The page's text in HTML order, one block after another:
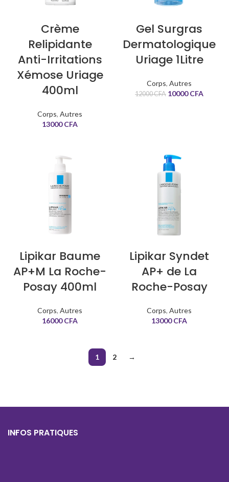
Crème
Relipidante
Anti-Irritations
Xémose Uriage
400ml
Corps, Autres
13000CFA
Gel Surgras
Dermatologique
Uriage 1Litre
Corps, Autres
12000CFA 10000CFA
Lipikar Baume
AP+M La Roche-
Posay 400ml
Corps, Autres
16000CFA
Lipikar Syndet
AP+ de La
Roche-Posay
Corps, Autres
13000CFA
1 2 →
INFOS PRATIQUES